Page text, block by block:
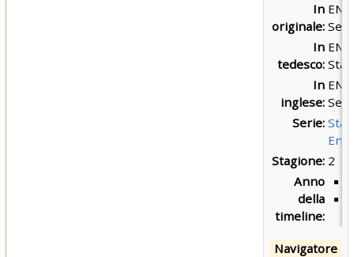
In
originale:
ENT
In
tedesco:
ENT
In
inglese:
ENT
Serie:
Stagione: 2
Anno
della
timeline:
Navigatore